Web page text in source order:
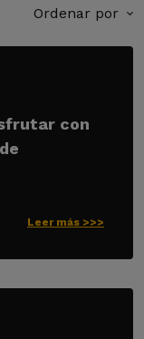
Ordenar por
con
Leer más >>>